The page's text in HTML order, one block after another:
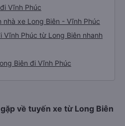
Vĩnh Phúc
xe Long Biên - Vĩnh Phúc
Phúc từ Long Biên nhanh
Biên đi Vĩnh Phúc
về tuyến xe từ Long Biên